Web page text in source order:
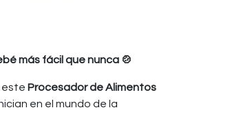
más fácil que nunca 🍲
este Procesador de Alimentos
en el mundo de la